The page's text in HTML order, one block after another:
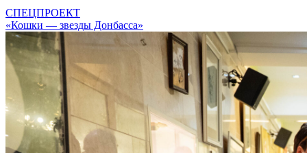
СПЕЦПРОЕКТ
«Кошки — звезды Донбасса»